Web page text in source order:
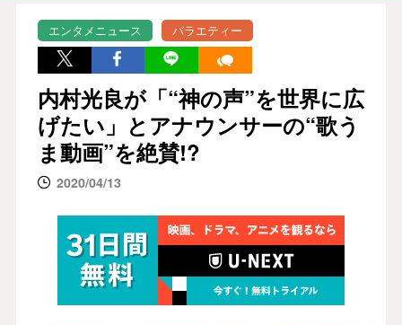
エンタメニュース バラエティー
内村光良が「“神の声”を世界に広
げたい」とアナウンサーの“歌う
ま動画”を絶賛!?
2020/04/13